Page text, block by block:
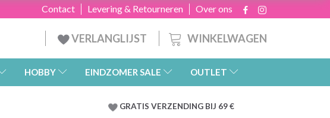
Over ons
Levering & Retourneren
Contact
WINKELWAGEN
VERLANGLIJST
HOBBY EINDZOMER SALE OUTLET
GRATIS VERZENDING BIJ 69 €